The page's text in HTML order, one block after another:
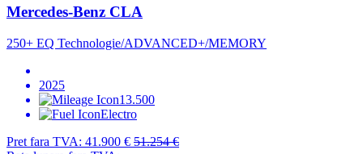
Mercedes-Benz CLA
250+ EQ Technologie/ADVANCED+/MEMORY
2025
13.500
Electro
Pret fara TVA: 41.900 € 51.254 €